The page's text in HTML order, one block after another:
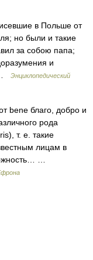
в Польше от
но были и такие
за собою папа;
и
Энциклопедический
bene благо, добро и
рода
т. е. такие
лицам в
…